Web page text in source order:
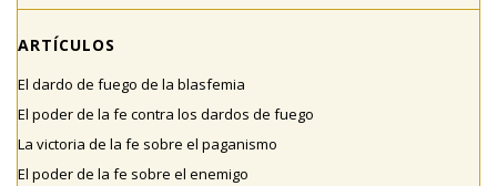
ARTÍCULOS
El dardo de fuego de la blasfemia
El poder de la fe contra los dardos de fuego
La victoria de la fe sobre el paganismo
El poder de la fe sobre el enemigo